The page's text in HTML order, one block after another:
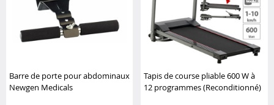
Barre de porte pour abdominaux
Newgen Medicals
Tapis de course pliable 600 W à
12 programmes (Reconditionné)